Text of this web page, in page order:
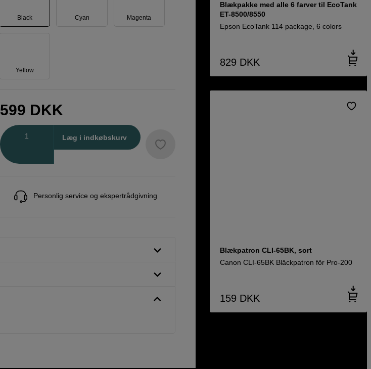
Black Cyan Magenta
Yellow
599 DKK
Læg i indkøbskurv
Personlig service og ekspertrådgivning
Blækpakke med alle 6 farver til EcoTank
ET-8500/8550
Epson EcoTank 114 package, 6 colors
829 DKK
Blækpatron CLI-65BK, sort
Canon CLI-65BK Bläckpatron för Pro-200
159 DKK